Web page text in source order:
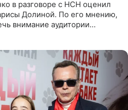
в разговоре с НСН оценил
Долиной. По его мнению,
внимание аудитории